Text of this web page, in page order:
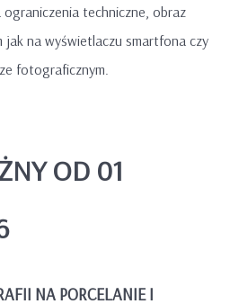
techniczne, obraz
jak na wyświetlaczu smartfona czy
fotograficznym.
OD 01
NA PORCELANIE I